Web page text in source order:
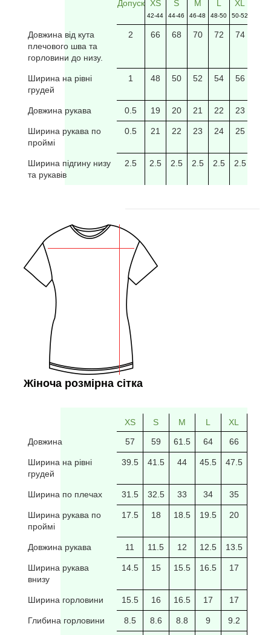
Допуск XS
42-44
S
44-46
M
46-48 48-50
XL
50-52
Довжина від кута
плечового шва та
горловини до низу.
2 66 68 70 72 74
Ширина на рівні
грудей
1 48 50 52 54 56
Довжина рукава 0.5 19 20 21 22 23
Ширина рукава по
проймі
0.5 21 22 23 24 25
Ширина підгину низу
та рукавів
2.5 2.5 2.5 2.5 2.5 2.5
Жіноча розмірна сітка
XS S M L XL
Довжина
57 59 61.5 64 66
Ширина на рівні
грудей
39.5 41.5 44 45.5 47.5
Ширина по плечах 31.5 32.5 33 34 35
Ширина рукава по
проймі
17.5 18 18.5 19.5 20
Довжина рукава 11 11.5 12 12.5 13.5
Ширина рукава
внизу
14.5 15 15.5 16.5 17
Ширина горловини 15.5 16 16.5 17 17
Глибина горловини 8.5 8.6 8.8 9 9.2